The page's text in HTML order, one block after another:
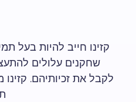
קזינו חייב להיות בעל
שחקנים עלולים
לקבל את זכיותיהם. קזינו